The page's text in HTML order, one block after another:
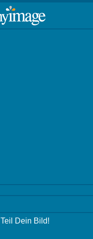
Teil Dein Bild!